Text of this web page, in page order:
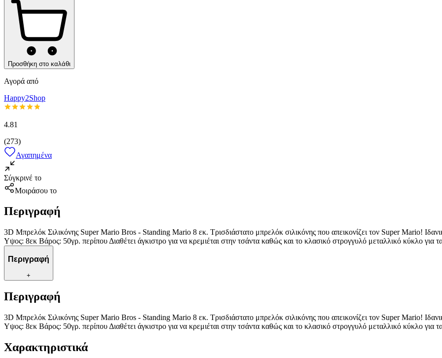
Προσθήκη στο καλάθι
Αγορά από
Happy2Shop
4.81
(273)
Αγαπημένα
Σύγκρινέ το
Μοιράσου το
Περιγραφή
3D Μπρελόκ Σιλικόνης Super Mario Bros - Standing Mario 8 εκ. Τρισδιάστατο μπρελόκ σιλικόνης που απεικονίζει τον Super Mario!
Yψος: 8εκ Βάρος: 50γρ. περίπου Διαθέτει άγκιστρο για να κρεμιέται στην τσάντα καθώς και το κλασικό στρογγυλό μεταλλικό κύκλο για
Περιγραφή
+
Περιγραφή
3D Μπρελόκ Σιλικόνης Super Mario Bros - Standing Mario 8 εκ. Τρισδιάστατο μπρελόκ σιλικόνης που απεικονίζει τον Super Mario!
Yψος: 8εκ Βάρος: 50γρ. περίπου Διαθέτει άγκιστρο για να κρεμιέται στην τσάντα καθώς και το κλασικό στρογγυλό μεταλλικό κύκλο για
Χαρακτηριστικά